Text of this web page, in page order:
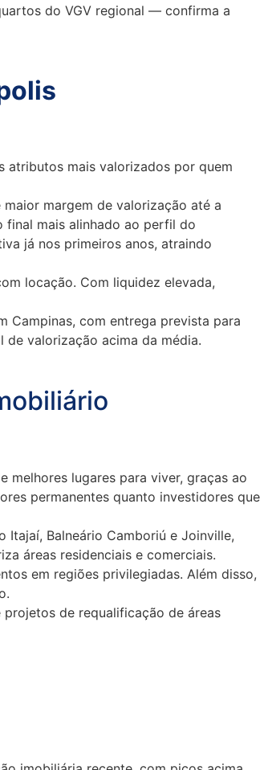
do VGV regional — confirma a
atributos mais valorizados por quem
margem de valorização até a
final mais alinhado ao perfil do
já nos primeiros anos, atraindo
locação. Com liquidez elevada,
Campinas, com entrega prevista para
valorização acima da média.
melhores lugares para viver, graças ao
permanentes quanto investidores que
Balneário Camboriú e Joinville,
áreas residenciais e comerciais.
em regiões privilegiadas. Além disso,
de requalificação de áreas